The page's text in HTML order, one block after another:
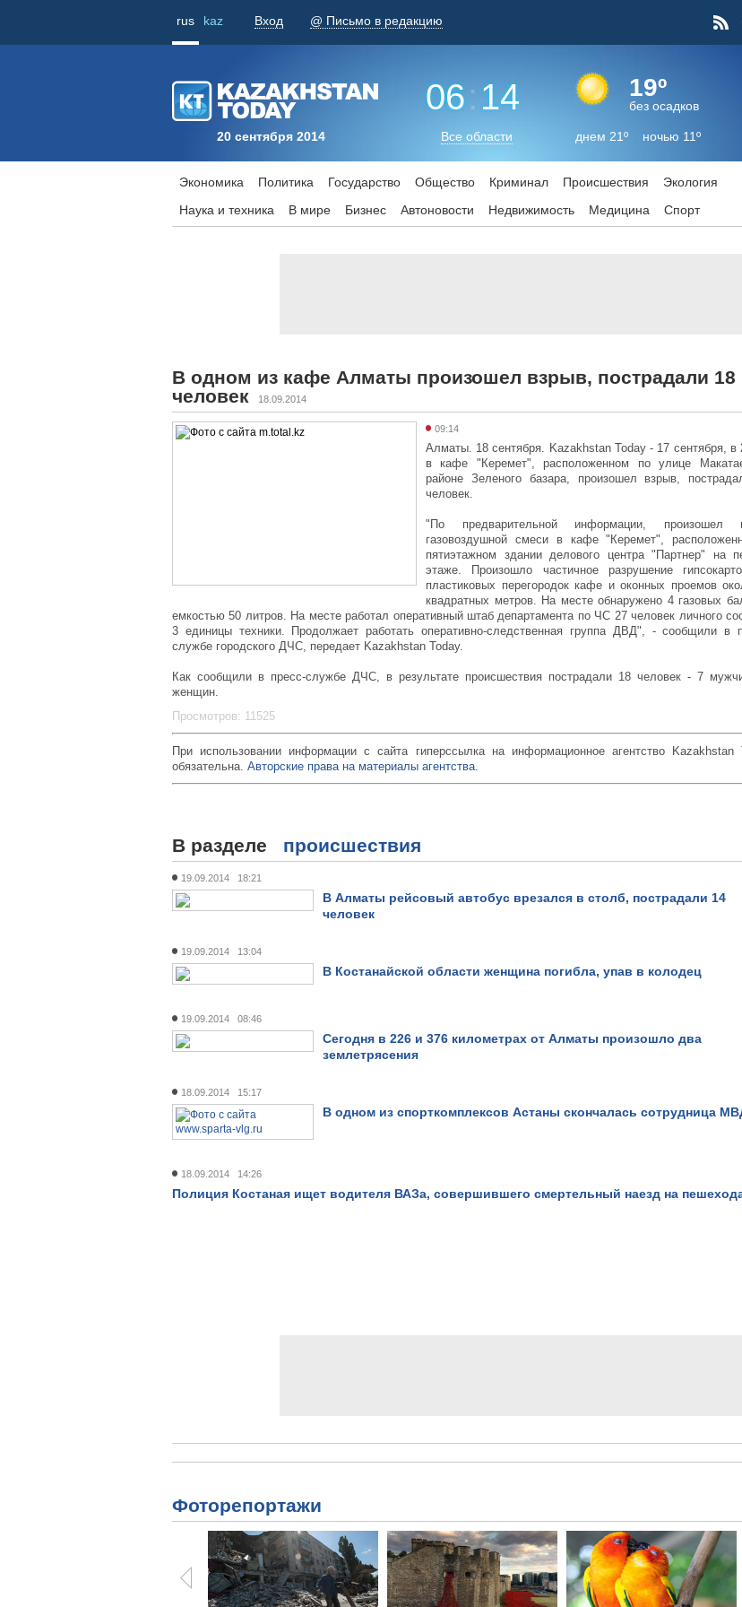
rus kaz Вход @ Письмо в редакцию
20 сентября 2014
06: 14
Все области
19º
без осадков
днем 21º ночью 11º
Экономика Политика Государство Общество Криминал Происшествия
Экология
Наука и техника
В мире Бизнес Aвтоновости Недвижимость Медицина Спорт
В одном из кафе Алматы произошел взрыв, пострадали 18
человек
18.09.2014
09:14
Алматы. 18 сентября. Kazakhstan Today - 17 сентября, в
в кафе "Керемет", расположенном по улице
районе Зеленого базара, произошел взрыв,
человек.
"По предварительной информации, произошел
газовоздушной смеси в кафе "Керемет",
пятиэтажном здании делового центра "Партнер" на
этаже. Произошло частичное разрушение
пластиковых перегородок кафе и оконных проемов
квадратных метров. На месте обнаружено 4 газовых
емкостью 50 литров. На месте работал оперативный штаб департамента по ЧС 27 человек личного
3 единицы техники. Продолжает работать оперативно-следственная группа ДВД", - сообщили в
службе городского ДЧС, передает Kazakhstan Today.
Как сообщили в пресс-службе ДЧС, в результате происшествия пострадали 18 человек - 7
женщин.
Просмотров: 11525
При использовании информации с сайта гиперссылка на информационное агентство Kazakhstan
обязательна. Авторские права на материалы агентства.
В разделе происшествия
19.09.2014 18:21
В Алматы рейсовый автобус врезался в столб, пострадали 14
человек
19.09.2014 13:04
В Костанайской области женщина погибла, упав в колодец
19.09.2014 08:46
Сегодня в 226 и 376 километрах от Алматы произошло два
землетрясения
18.09.2014 15:17
В одном из спорткомплексов Астаны скончалась сотрудница
18.09.2014 14:26
Полиция Костаная ищет водителя ВАЗа, совершившего смертельный наезд на
Фоторепортажи